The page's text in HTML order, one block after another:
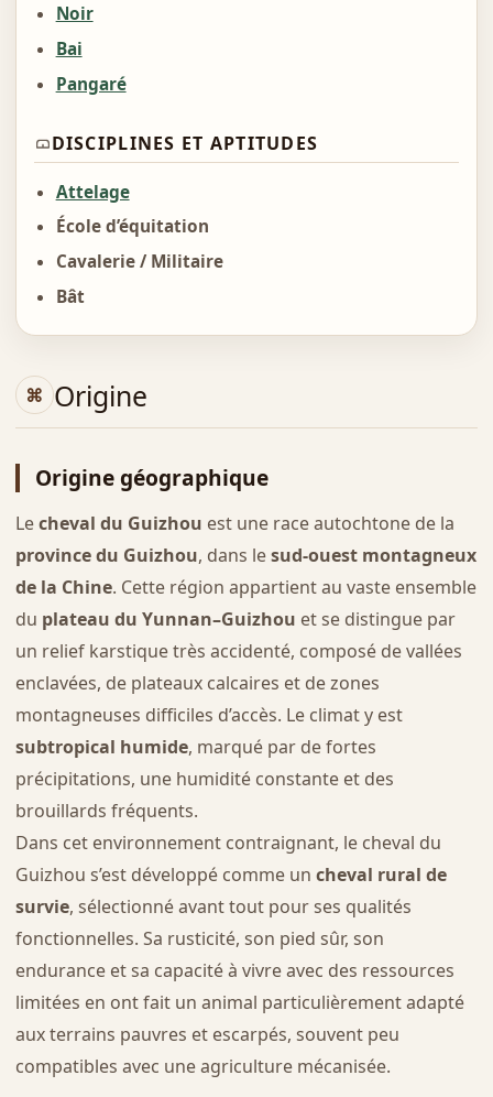
Noir
Bai
Pangaré
DISCIPLINES ET APTITUDES
Attelage
École d’équitation
Cavalerie / Militaire
Bât
Origine
Origine géographique
Lecheval du Guizhou est une race autochtone de la
province du Guizhou, dans lesud-ouest montagneux
de la Chine. Cette région appartient au vaste ensemble
du plateau du Yunnan–Guizhou et se distingue par
un relief karstique très accidenté, composé de vallées
enclavées, de plateaux calcaires et de zones
montagneuses difficiles d’accès. Le climat y est
subtropical humide, marqué par de fortes
précipitations, une humidité constante et des
brouillards fréquents.
Dans cet environnement contraignant, le cheval du
Guizhou s’est développé comme un cheval rural de
survie, sélectionné avant tout pour ses qualités
fonctionnelles. Sa rusticité, son pied sûr, son
endurance et sa capacité à vivre avec des ressources
limitées en ont fait un animal particulièrement adapté
aux terrains pauvres et escarpés, souvent peu
compatibles avec une agriculture mécanisée.